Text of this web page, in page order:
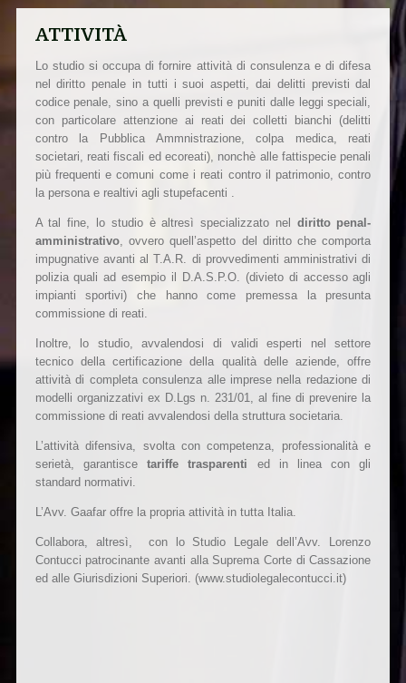
ATTIVITÀ
Lo studio si occupa di fornire attività di consulenza e di difesa
nel diritto penale in tutti i suoi aspetti, dai delitti previsti dal
codice penale, sino a quelli previsti e puniti dalle leggi speciali,
con particolare attenzione ai reati dei colletti bianchi (delitti
contro la Pubblica Ammnistrazione, colpa medica, reati
societari, reati fiscali ed ecoreati), nonchè alle fattispecie penali
più frequenti e comuni come i reati contro il patrimonio, contro
la persona e realtivi agli stupefacenti .
A tal fine, lo studio è altresì specializzato nel diritto penal-
amministrativo, ovvero quell’aspetto del diritto che comporta
impugnative avanti al T.A.R. di provvedimenti amministrativi di
polizia quali ad esempio il D.A.S.P.O. (divieto di accesso agli
impianti sportivi) che hanno come premessa la presunta
commissione di reati.
Inoltre, lo studio, avvalendosi di validi esperti nel settore
tecnico della certificazione della qualità delle aziende, offre
attività di completa consulenza alle imprese nella redazione di
modelli organizzativi ex D.Lgs n. 231/01, al fine di prevenire la
commissione di reati avvalendosi della struttura societaria.
L’attività difensiva, svolta con competenza, professionalità e
serietà, garantiscetariffe trasparenti ed in linea con gli
standard normativi.
L’Avv. Gaafar offre la propria attività in tutta Italia.
Collabora, altresì, con lo Studio Legale dell’Avv. Lorenzo
Contucci patrocinante avanti alla Suprema Corte di Cassazione
ed alle Giurisdizioni Superiori. (www.studiolegalecontucci.it)